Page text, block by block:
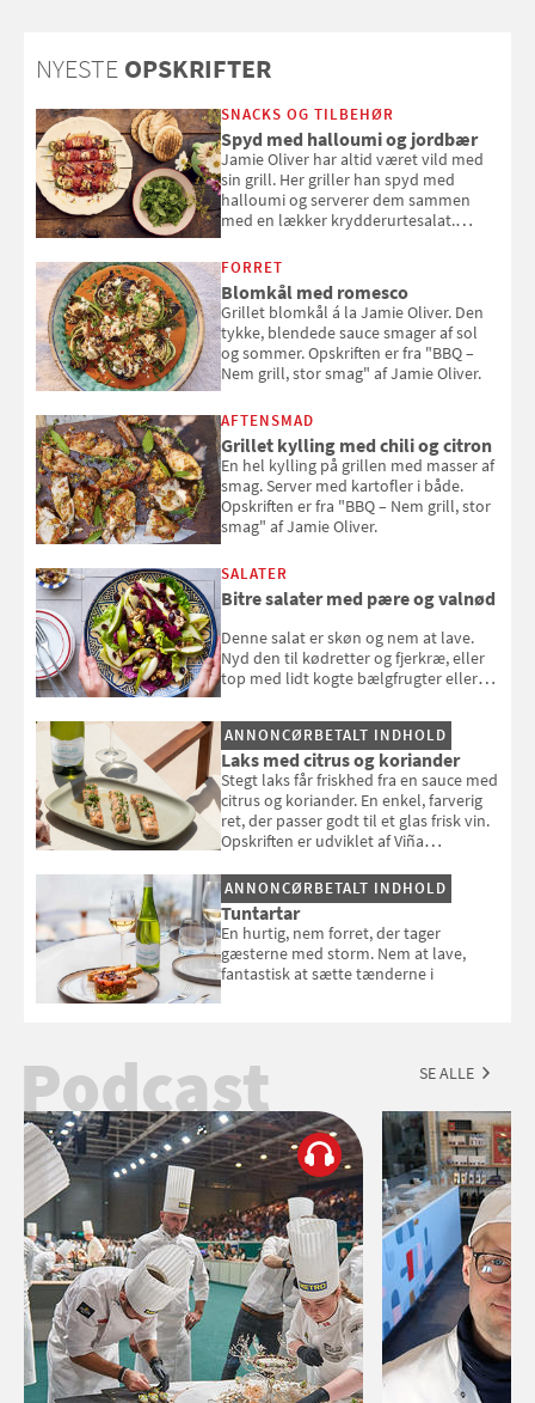
NYESTE OPSKRIFTER
SNACKS OG TILBEHØR
Spyd med halloumi og jordbær
Jamie Oliver har altid været vild med
sin grill. Her griller han spyd med
halloumi og serverer dem sammen
med en lækker krydderurtesalat.
smag" af Jamie Oliver.
FORRET
Blomkål med romesco
Grillet blomkål á la Jamie Oliver. Den
tykke, blendede sauce smager af sol
og sommer. Opskriften er fra "BBQ –
Nem grill, stor smag" af Jamie Oliver.
AFTENSMAD
Grillet kylling med chili og citron
En hel kylling på grillen med masser af
smag. Server med kartofler i både.
Opskriften er fra "BBQ – Nem grill, stor
smag" af Jamie Oliver.
SALATER
Bitre salater med pære og valnød
Denne salat er skøn og nem at lave.
Nyd den til kødretter og fjerkræ, eller
top med lidt kogte bælgfrugter eller
selvstændigt måltid. Opskriften er fra
Louisa Lorangs kogebog "Salat".
ANNONCØRBETALT INDHOLD
Laks med citrus og koriander
Stegt laks får friskhed fra en sauce med
citrus og koriander. En enkel, farverig
ret, der passer godt til et glas frisk vin.
Opskriften er udviklet af Viña
ANNONCØRBETALT INDHOLD
Tuntartar
En hurtig, nem forret, der tager
gæsterne med storm. Nem at lave,
fantastisk at sætte tænderne i
Podcast SE ALLE